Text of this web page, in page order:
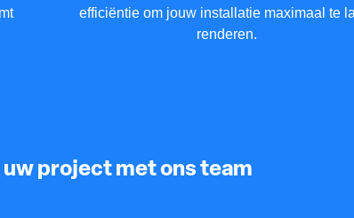
efficiëntie om jouw installatie maximaal te
renderen.
project met ons team